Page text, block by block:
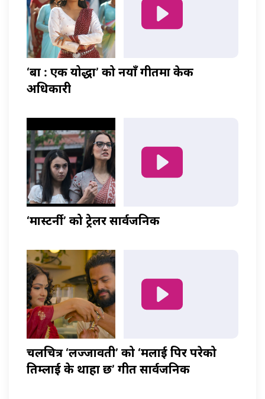
‘बा : एक योद्धा’ को नयाँ गीतमा केकी
अधिकारी
‘मास्टर्नी’ को ट्रेलर सार्वजनिक
चलचित्र ‘लज्जावती’ को ‘मलाई पिर परेको
तिम्लाई के थाहा छ’ गीत सार्वजनिक